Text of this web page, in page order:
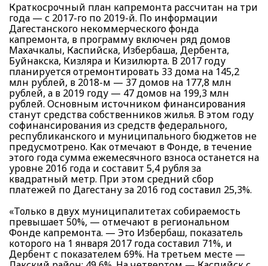
Краткосрочный план капремонта рассчитан на три
года — с 2017-го по 2019-й. По информации
Дагестанского некоммерческого фонда
капремонта, в программу включен ряд домов
Махачкалы, Каспийска, Избербаша, Дербента,
Буйнакска, Кизляра и Кизилюрта. В 2017 году
планируется отремонтировать 33 дома на 145,2
млн рублей, в 2018-м — 37 домов на 177,8 млн
рублей, а в 2019 году — 47 домов на 199,3 млн
рублей. Основным источником финансирования
станут средства собственников жилья. В этом году
софинансирования из средств федерального,
республиканского и муниципального бюджетов не
предусмотрено. Как отмечают в Фонде, в течение
этого года сумма ежемесячного взноса останется на
уровне 2016 года и составит 5,4 рубля за
квадратный метр. При этом средний сбор
платежей по Дагестану за 2016 год составил 25,3%.
«Только в двух муниципалитетах собираемость
превышает 50%, — отмечают в региональном
Фонде капремонта. — Это Избербаш, показатель
которого на 1 января 2017 года составил 71%, и
Дербент с показателем 69%. На третьем месте —